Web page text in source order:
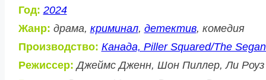
Год: 2024
Жанр: драма, криминал, детектив, комедия
Производство: Канада, Piller Squared/The
Режиссер: Джеймс Дженн, Шон Пиллер, Ли Роуз